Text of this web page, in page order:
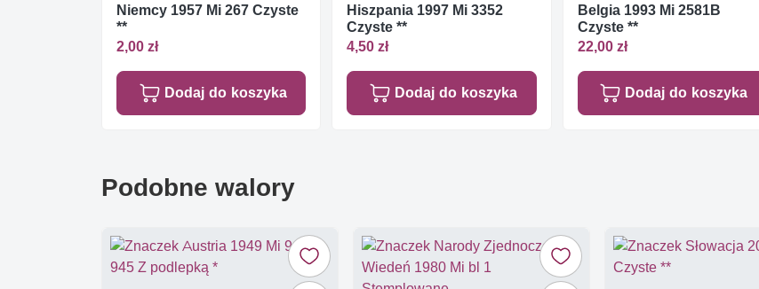
Niemcy 1957 Mi 267 Czyste
**
2,00 zł
Dodaj do koszyka
Hiszpania 1997 Mi 3352
Czyste **
4,50 zł
Dodaj do koszyka
Belgia 1993 Mi 2581B
Czyste **
22,00 zł
Dodaj do koszyka
Podobne walory